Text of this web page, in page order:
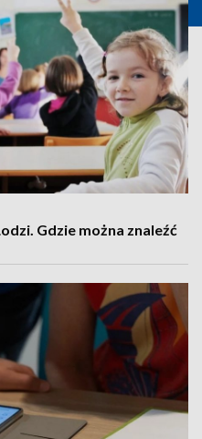
Gdzie można znaleźć